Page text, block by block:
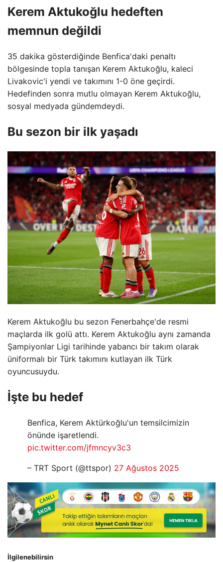
Kerem Aktukoğlu hedeften
memnun değildi
35 dakika gösterdiğinde Benfica'daki penaltı
bölgesinde topla tanışan Kerem Aktukoğlu, kaleci
Livakovic'i yendi ve takımını 1-0 öne geçirdi.
Hedefinden sonra mutlu olmayan Kerem Aktukoğlu,
sosyal medyada gündemdeydi.
Bu sezon bir ilk yaşadı
Kerem Aktukoğlu bu sezon Fenerbahçe'de resmi
maçlarda ilk golü attı. Kerem Aktukoğlu aynı zamanda
Şampiyonlar Ligi tarihinde yabancı bir takım olarak
üniformalı bir Türk takımını kutlayan ilk Türk
oyuncusuydu.
İşte bu hedef
Benfica, Kerem Aktürkoğlu'un temsilcimizin
önünde işaretlendi.
pic.twitter.com/jfmncyv3c3
– TRT Sport (@ttspor) 27 Ağustos 2025
İlgilenebilirsin